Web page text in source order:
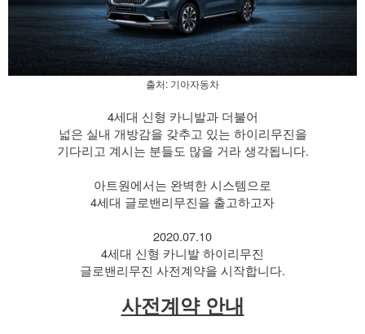
출처: 기아자동차
4세대 신형 카니발과 더불어
넓은 실내 개방감을 갖추고 있는 하이리무진을
기다리고 계시는 분들도 많을 거라 생각됩니다.
​ 아트원에서는 완벽한 시스템으로
4세대 글로밴리무진을 출고하고자
​ 2020.07.10
4세대 신형 카니발 하이리무진
글로밴리무진 사전계약을 시작합니다.
사전계약 안내